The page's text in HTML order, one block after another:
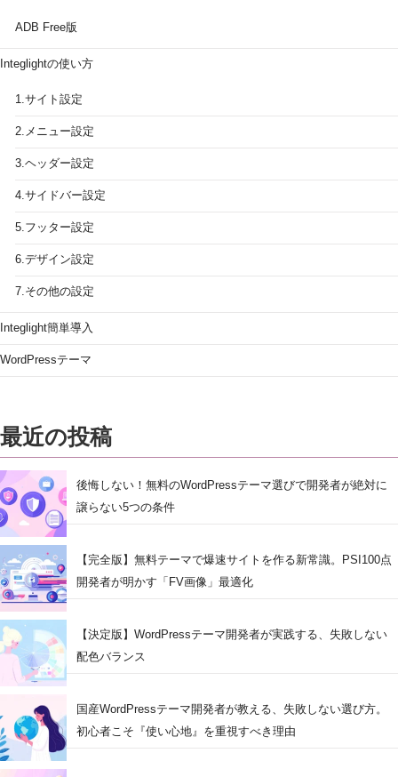
ADB Free版
Integlightの使い方
1.サイト設定
2.メニュー設定
3.ヘッダー設定
4.サイドバー設定
5.フッター設定
6.デザイン設定
7.その他の設定
Integlight簡単導入
WordPressテーマ
最近の投稿
後悔しない！無料のWordPressテーマ選びで開発者が絶対に
譲らない5つの条件
【完全版】無料テーマで爆速サイトを作る新常識。PSI100点
開発者が明かす「FV画像」最適化
【決定版】WordPressテーマ開発者が実践する、失敗しない
配色バランス
国産WordPressテーマ開発者が教える、失敗しない選び方。
初心者こそ『使い心地』を重視すべき理由